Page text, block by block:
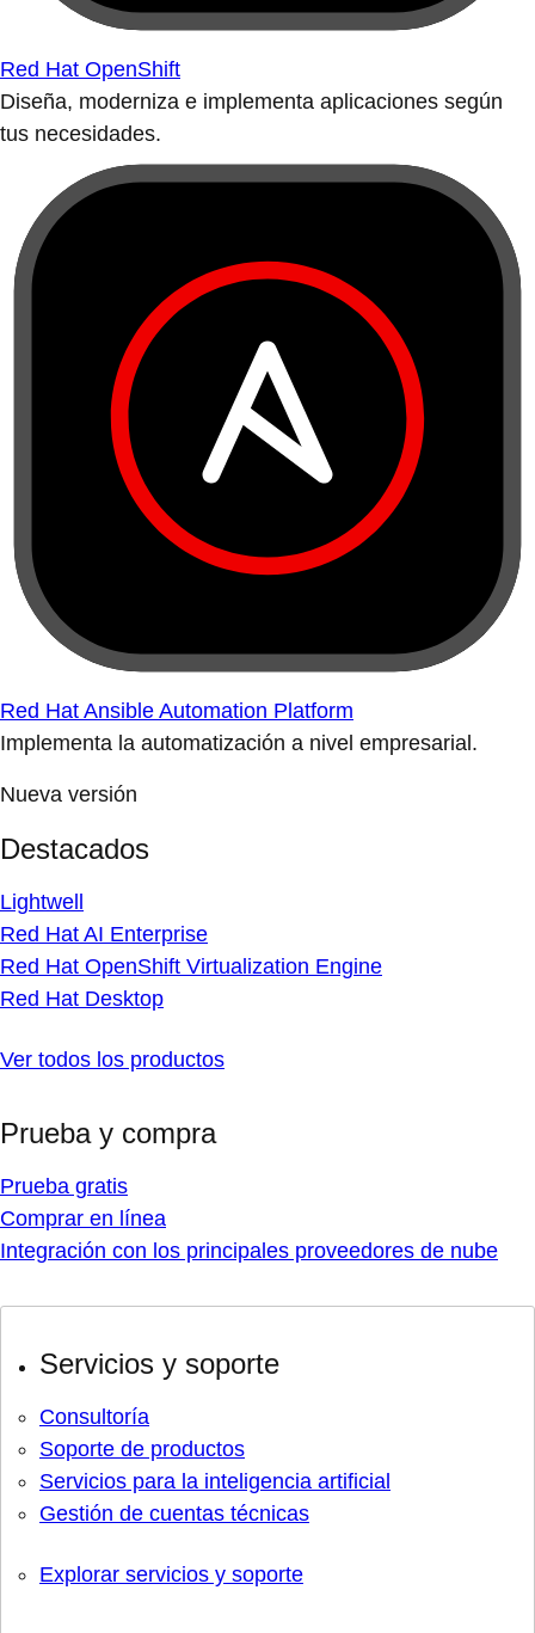
Red Hat OpenShift
Diseña, moderniza e implementa aplicaciones según
tus necesidades.
Red Hat Ansible Automation Platform
Implementa la automatización a nivel empresarial.
Nueva versión
Destacados
Lightwell
Red Hat AI Enterprise
Red Hat OpenShift Virtualization Engine
Red Hat Desktop
Ver todos los productos
Prueba y compra
Prueba gratis
Comprar en línea
Integración con los principales proveedores de nube
Servicios y soporte
Consultoría
Soporte de productos
Servicios para la inteligencia artificial
Gestión de cuentas técnicas
Explorar servicios y soporte